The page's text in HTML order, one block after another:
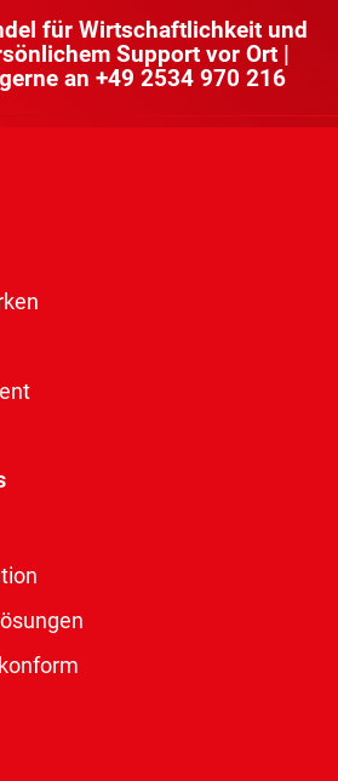
für Wirtschaftlichkeit und
Support vor Ort |
an +49 2534 970 216